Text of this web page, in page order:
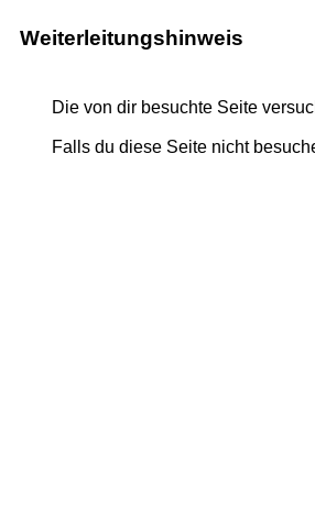
Weiterleitungshinweis
Die von dir besuchte Seite
Falls du diese Seite nicht